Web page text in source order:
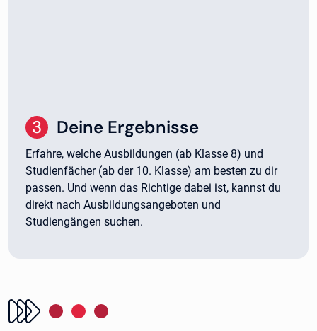
3. Deine Ergebnisse
Erfahre, welche Ausbildungen (ab Klasse 8) und
Studienfächer (ab der 10. Klasse) am besten zu dir
passen. Und wenn das Richtige dabei ist, kannst du
direkt nach Ausbildungsangeboten und
Studiengängen suchen.